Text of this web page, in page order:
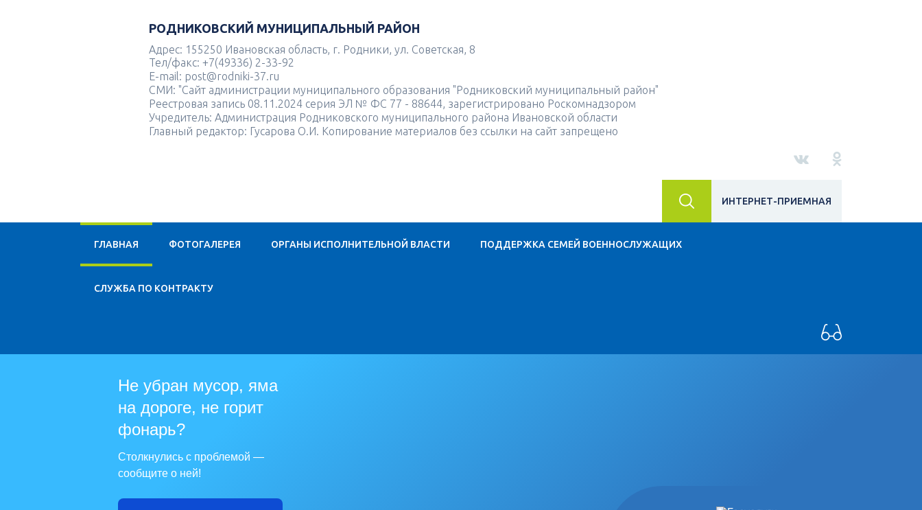
РОДНИКОВСКИЙ МУНИЦИПАЛЬНЫЙ РАЙОН
Адрес: 155250 Ивановская область, г. Родники, ул. Советская, 8
Тел/факс: +7(49336) 2-33-92
E-mail: post@rodniki-37.ru
СМИ: "Сайт администрации муниципального образования "Родниковский муниципальный район"
Реестровая запись 08.11.2024 серия ЭЛ № ФС 77 - 88644, зарегистрировано Роскомнадзором
Учредитель: Администрация Родниковского муниципального района Ивановской области
Главный редактор: Гусарова О.И. Копирование материалов без ссылки на сайт запрещено
ИНТЕРНЕТ-ПРИЕМНАЯ
ГЛАВНАЯ ФОТОГАЛЕРЕЯ ОРГАНЫ ИСПОЛНИТЕЛЬНОЙ ВЛАСТИ ПОДДЕРЖКА СЕМЕЙ ВОЕННОСЛУЖАЩИХ
CЛУЖБА ПО КОНТРАКТУ
Не убран мусор, яма
на дороге, не горит
фонарь?
Столкнулись с проблемой —
сообщите о ней!